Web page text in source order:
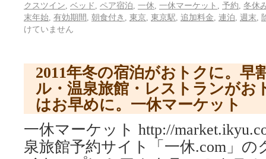
クスツイン ベッド ペア宿泊 一休 一休マーケット 予約 冬休
末年始 有効期間 朝食付き 東京 東京駅 追加料金 連泊 週末
けていません
2011年冬の宿泊がおトクに。早
ル・温泉旅館・レストランがお
はお早めに。一休マーケット
一休マーケット http://
泉旅館予約サイト「一休.com」の